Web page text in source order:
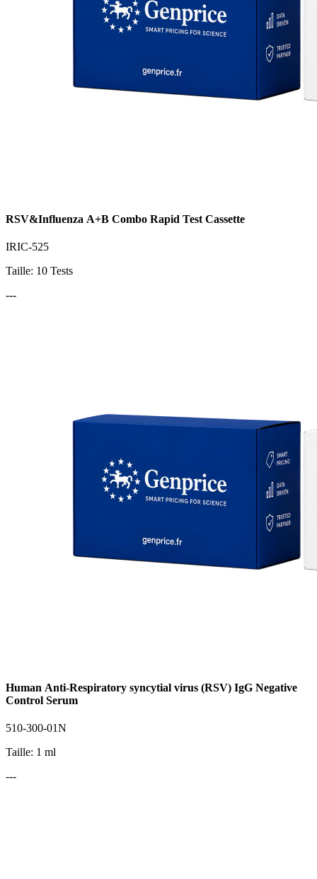
RSV&Influenza A+B Combo Rapid Test Cassette
IRIC-525
Taille: 10 Tests
---
Human Anti-Respiratory syncytial virus (RSV) IgG Negative
Control Serum
510-300-01N
Taille: 1 ml
---